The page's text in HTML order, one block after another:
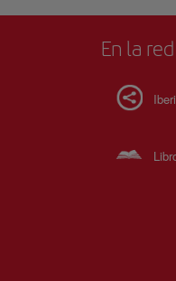
En la red